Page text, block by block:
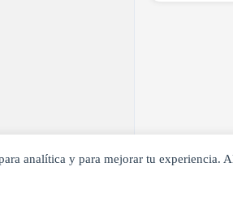
analítica y para mejorar tu experiencia.